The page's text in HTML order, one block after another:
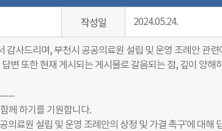
작성일 2024.05.24.
감사드리며, 부천시 공공의료원 설립 및 운영 조례안 관
변 또한 현재 게시되는 게시물로 갈음되는 점, 깊이 양해
께 하기를 기원합니다.
의료원 설립 및 운영 조례안의 상정 및 가결 촉구’에 대해